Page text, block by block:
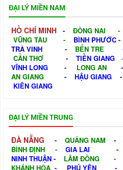
ĐẠI LÝ MIỀN NAM
HỒ CHÍ MINH - ĐỒNG NAI -
VŨNG TÀU - BÌNH PHƯỚC
TRÀ VINH - BẾN TRE
CẦN THƠ - TIỀN GIANG
VĨNH LONG
- LONG AN
AN GIANG
- HẬU GIANG -
KIÊN GIANG
ĐẠI LÝ MIỀN TRUNG
ĐÀ NẴNG - QUẢNG NAM -
BÌNH ĐỊNH
- GIA LAI -
NINH THUẬN - LÂM ĐỒNG -
KHÁNH HÒA - PHÚ YÊN -